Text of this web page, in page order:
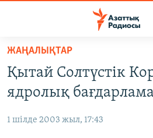
Skip
main
content
to
САЯСАТ
AZATTYQTV
ҚАҢТАР ОҚИҒАСЫ
ЖАҢАЛЫҚТАР
Қытай Солтүстік
ядролық
1 шілде 2003 жыл, 17:43